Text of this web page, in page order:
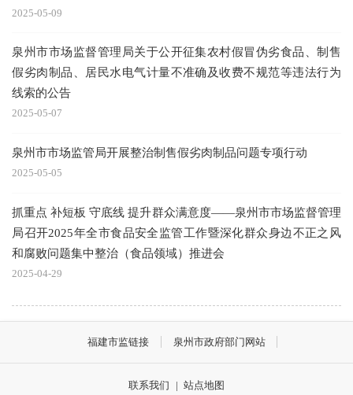
2025-05-09
泉州市市场监督管理局关于公开征集农村假冒伪劣食品、制售
假劣肉制品、居民水电气计量不准确及收费不规范等违法行为
线索的公告
2025-05-07
泉州市市场监管局开展整治制售假劣肉制品问题专项行动
2025-05-05
抓重点 补短板 守底线 提升群众满意度——泉州市市场监督管理
局召开2025年全市食品安全监管工作暨深化群众身边不正之风
和腐败问题集中整治（食品领域）推进会
2025-04-29
福建市监链接 泉州市政府部门网站
联系我们 | 站点地图